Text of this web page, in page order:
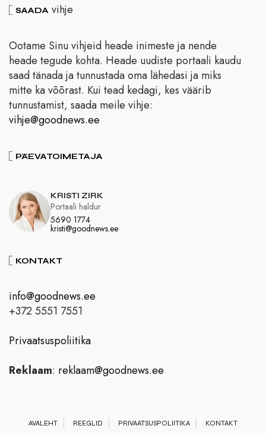
SAADA vihje
Ootame Sinu vihjeid heade inimeste ja nende
heade tegude kohta. Heade uudiste portaali kaudu
saad tänada ja tunnustada oma lähedasi ja miks
mitte ka võõrast. Kui tead kedagi, kes väärib
tunnustamist, saada meile vihje:
vihje@goodnews.ee
PÄEVATOIMETAJA
KRISTI ZIRK
5690 1774
kristi@goodnews.ee
Portaali haldur
KONTAKT
info@goodnews.ee
+372 5551 7551
Privaatsuspoliitika
Reklaam: reklaam@goodnews.ee
AVALEHT REEGLID PRIVAATSUSPOLIITIKA KONTAKT